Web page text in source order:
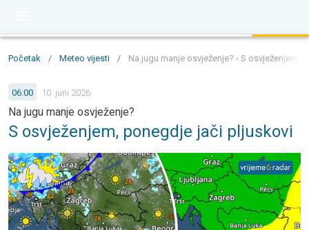
Početak / Meteo vijesti / Na jugu manje osvježenje? - S osvježenjem,
06:00 10. juni 2026.
Na jugu manje osvježenje?
S osvježenjem, ponegdje jači pljuskovi